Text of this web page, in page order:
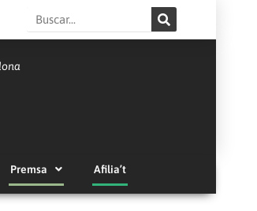
Search
Premsa Afilia’t